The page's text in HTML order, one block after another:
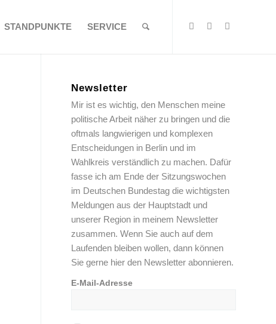
STANDPUNKTE SERVICE
Newsletter
Mir ist es wichtig, den Menschen meine
politische Arbeit näher zu bringen und die
oftmals langwierigen und komplexen
Entscheidungen in Berlin und im
Wahlkreis verständlich zu machen. Dafür
fasse ich am Ende der Sitzungswochen
im Deutschen Bundestag die wichtigsten
Meldungen aus der Hauptstadt und
unserer Region in meinem Newsletter
zusammen. Wenn Sie auch auf dem
Laufenden bleiben wollen, dann können
Sie gerne hier den Newsletter abonnieren.
E-Mail-Adresse